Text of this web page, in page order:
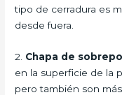
tipo de cerradura es
desde fuera.
2. Chapa de
en la superficie de la
pero también son